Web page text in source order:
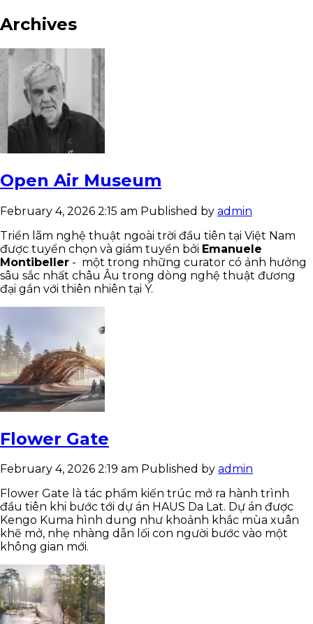
Archives
Open Air Museum
February 4, 2026 2:15 am Published by admin
Triển lãm nghệ thuật ngoài trời đầu tiên tại Việt Nam
được tuyển chọn và giám tuyển bởi Emanuele
Montibeller - một trong những curator có ảnh hưởng
sâu sắc nhất châu Âu trong dòng nghệ thuật đương
đại gắn với thiên nhiên tại Ý.
Flower Gate
February 4, 2026 2:19 am Published by admin
Flower Gate là tác phẩm kiến trúc mở ra hành trình
đầu tiên khi bước tới dự án HAUS Da Lat. Dự án được
Kengo Kuma hình dung như khoảnh khắc mùa xuân
khẽ mở, nhẹ nhàng dẫn lối con người bước vào một
không gian mới.